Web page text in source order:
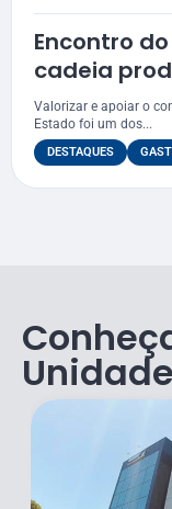
Encontro
cadeia
Valorizar e apoiar o
Estado foi um dos...
DESTAQUES